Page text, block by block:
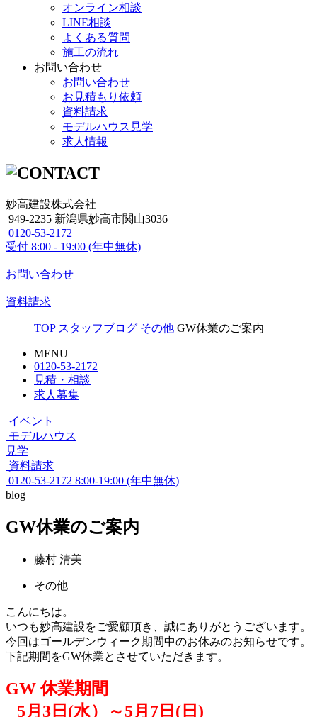
オンライン相談
LINE相談
よくある質問
施工の流れ
お問い合わせ
お問い合わせ
お見積もり依頼
資料請求
モデルハウス見学
求人情報
妙高建設株式会社
949-2235 新潟県妙高市関山3036
0120-53-2172
受付 8:00 - 19:00 (年中無休)
お問い合わせ
資料請求
TOP スタッフブログ その他 GW休業のご案内
MENU
0120-53-2172
見積・相談
求人募集
イベント
モデルハウス
見学
資料請求
0120-53-2172 8:00-19:00 (年中無休)
blog
GW休業のご案内
藤村 清美
その他
こんにちは。
いつも妙高建設をご愛顧頂き、誠にありがとうございます。
今回はゴールデンウィーク期間中のお休みのお知らせです。
下記期間をGW休業とさせていただきます。
GW 休業期間
5月3日(水）～5月7日(日)